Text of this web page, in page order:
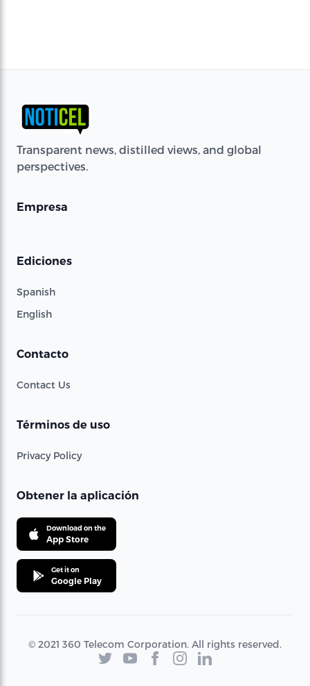
Transparent news, distilled views, and global
perspectives.
Empresa
Ediciones
Spanish
English
Contacto
Contact Us
Términos de uso
Privacy Policy
Obtener la aplicación
Download on the
App Store
Get it on
Google Play
© 2021 360 Telecom Corporation. All rights reserved.